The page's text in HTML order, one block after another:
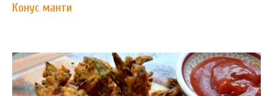
Конус манти